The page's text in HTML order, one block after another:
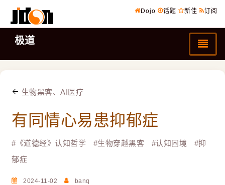
Dojo 话题 新佳 订阅
极道
生物黑客、AI医疗
有同情心易患抑郁症
#《道德经》认知哲学 #生物穿越黑客 #认知困境 #抑
郁症
2024-11-02 banq